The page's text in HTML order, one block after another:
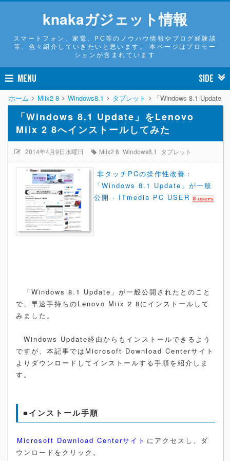
knakaガジェット情報
スマートフォン、家電、PC等のノウハウ情報やブログ経験談
等、色々紹介していきたいと思います。 本ページはプロモー
ションが含まれています
MENU SIDE
ホーム Miix2 8 Windows8.1 タブレット 「Windows 8.1 Update
「Windows 8.1 Update」をLenovo
Miix 2 8へインストールしてみた
2014年4月9日水曜日 Miix2 8 Windows8.1 タブレット
非タッチPCの操作性改善：
「Windows 8.1 Update」が一般
公開 - ITmedia PC USER
「Windows 8.1 Update」が一般公開されたとのこと
で、早速手持ちのLenovo Miix 2 8にインストールして
みました。
Windows Update経由からもインストールできるよう
ですが、本記事ではMicrosoft Download Centerサイト
よりダウンロードしてインストールする手順を紹介しま
す。
■インストール手順
Microsoft Download Centerサイト にアクセスし、ダ
ウンロードをクリック。